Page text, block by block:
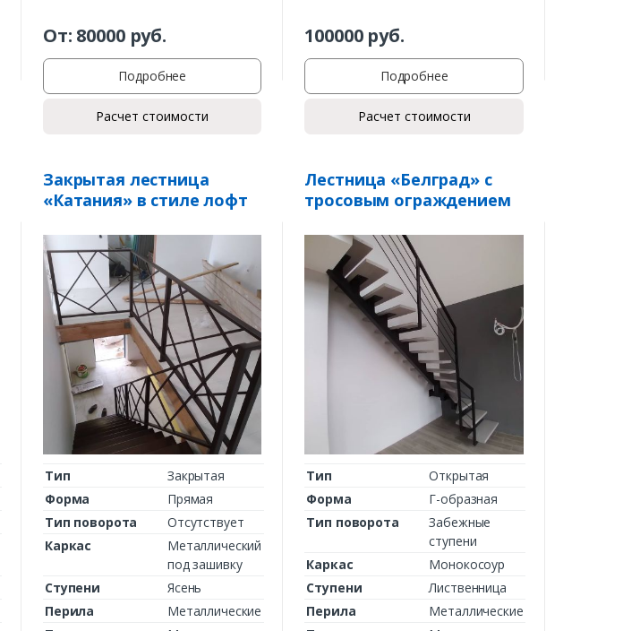
От: 80000руб.
Подробнее
Расчет стоимости
100000руб.
Подробнее
Расчет стоимости
Закрытая лестница
«Катания» в стиле лофт
Тип
Закрытая
Форма
Прямая
Тип поворота
Отсутствует
Каркас
Металлический
под зашивку
Ступени
Ясень
Перила
Металлические
Лестница «Белград» с
тросовым ограждением
Тип
Открытая
Форма
Г-образная
Тип поворота
Забежные
ступени
Каркас
Монокосоур
Ступени
Лиственница
Перила
Металлические